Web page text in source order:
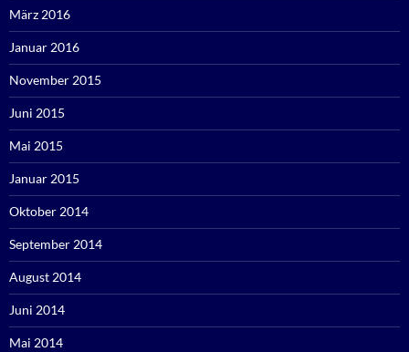
März 2016
Januar 2016
November 2015
Juni 2015
Mai 2015
Januar 2015
Oktober 2014
September 2014
August 2014
Juni 2014
Mai 2014